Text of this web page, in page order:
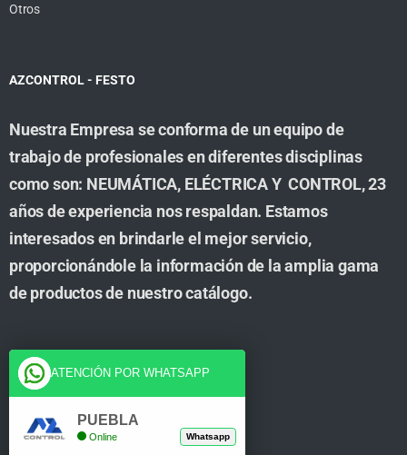
Otros
AZCONTROL - FESTO
Nuestra Empresa se conforma de un equipo de
trabajo de profesionales en diferentes disciplinas
como son: NEUMÁTICA, ELÉCTRICA Y CONTROL, 23
años de experiencia nos respaldan. Estamos
interesados en brindarle el mejor servicio,
proporcionándole la información de la amplia gama
de productos de nuestro catálogo.
Cuenta
Tienda
ATENCIÓN POR WHATSAPP
PUEBLA
Online Whatsapp